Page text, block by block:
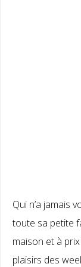
Qui n’a jamais
toute sa petite
maison et à
plaisirs des